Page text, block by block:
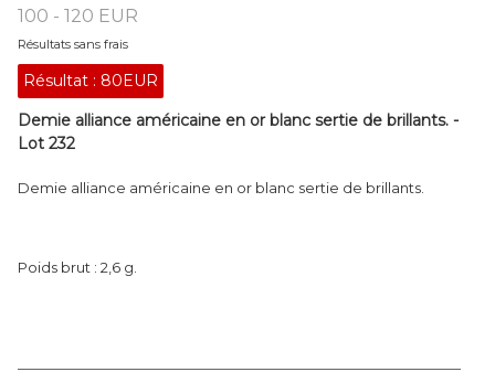
100 - 120 EUR
Résultats sans frais
Résultat : 80EUR
Demie alliance américaine en or blanc sertie de brillants. -
Lot 232
Demie alliance américaine en or blanc sertie de brillants.
Poids brut : 2,6 g.